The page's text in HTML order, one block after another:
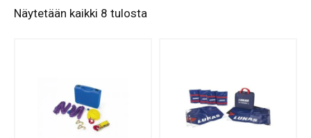
Näytetään kaikki 8 tulosta